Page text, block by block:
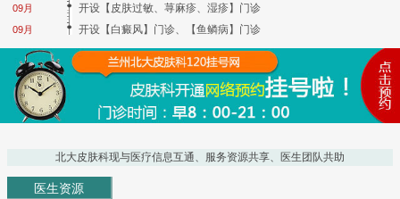
09月
09月
开设【皮肤过敏、荨麻疹、湿疹】门诊
开设【白癜风】门诊、【鱼鳞病】门诊
北大皮肤科现与医疗信息互通、服务资源共享、医生团队共助
医生资源